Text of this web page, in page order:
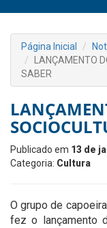
Página Inicial
LANÇAMENTO
SABER
Publicado em 13 de
Categoria: Cultura
O grupo de
fez o lançamento